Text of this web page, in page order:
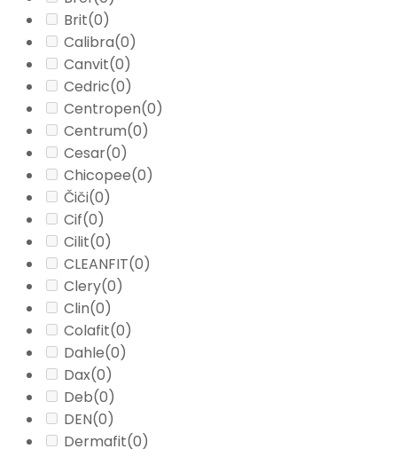
Brit(0)
Calibra(0)
Canvit(0)
Cedric(0)
Centropen(0)
Centrum(0)
Cesar(0)
Chicopee(0)
Čiči(0)
Cif(0)
Cilit(0)
CLEANFIT(0)
Clery(0)
Clin(0)
Colafit(0)
Dahle(0)
Dax(0)
Deb(0)
DEN(0)
Dermafit(0)